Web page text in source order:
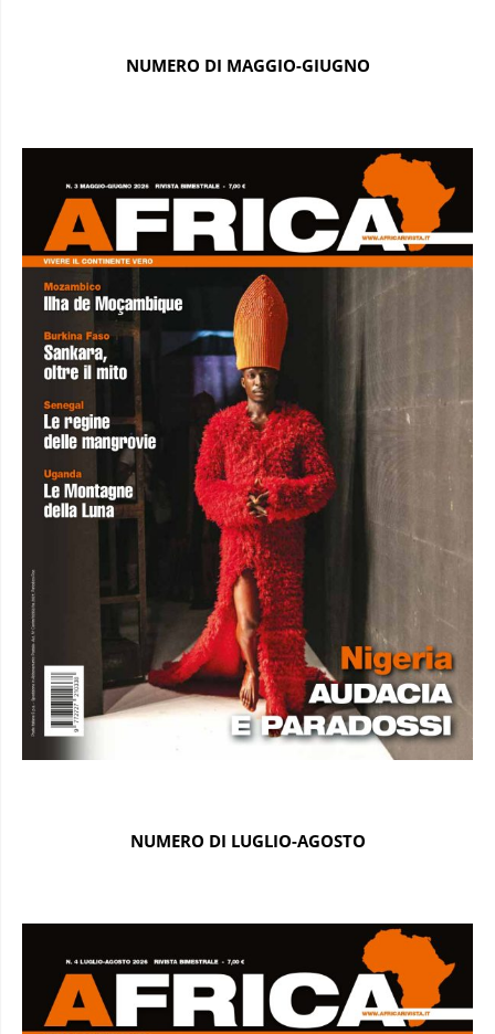
NUMERO DI MAGGIO-GIUGNO
NUMERO DI LUGLIO-AGOSTO